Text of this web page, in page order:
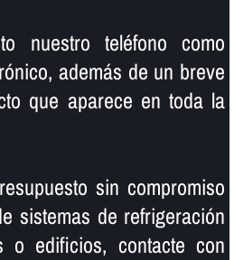
nuestro teléfono como
además de un breve
que aparece en toda la
sin compromiso
sistemas de refrigeración
o edificios, contacte con